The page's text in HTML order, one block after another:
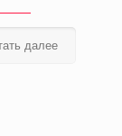
далее